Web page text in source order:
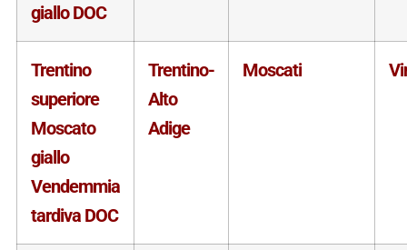
giallo DOC
Trentino
superiore
Moscato
giallo
Vendemmia
tardiva DOC
Trentino-
Alto
Adige
Moscati